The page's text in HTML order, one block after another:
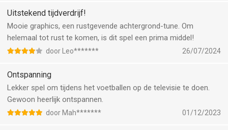
Uitstekend tijdverdrijf!
Mooie graphics, een rustgevende achtergrond-tune. Om
helemaal tot rust te komen, is dit spel een prima middel!
door Leo******* 26/07/2024
Ontspanning
Lekker spel om tijdens het voetballen op de televisie te doen.
Gewoon heerlijk ontspannen.
door Mah******* 01/12/2023